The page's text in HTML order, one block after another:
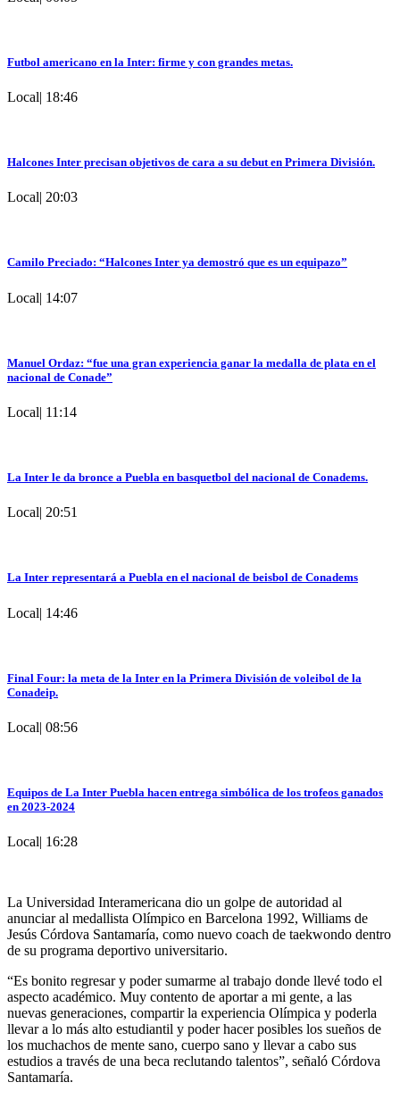
Futbol americano en la Inter: firme y con grandes metas.
Local| 18:46
Halcones Inter precisan objetivos de cara a su debut en Primera División.
Local| 20:03
Camilo Preciado: “Halcones Inter ya demostró que es un equipazo”
Local| 14:07
Manuel Ordaz: “fue una gran experiencia ganar la medalla de plata en el
nacional de Conade”
Local| 11:14
La Inter le da bronce a Puebla en basquetbol del nacional de Conadems.
Local| 20:51
La Inter representará a Puebla en el nacional de beisbol de Conadems
Local| 14:46
Final Four: la meta de la Inter en la Primera División de voleibol de la
Conadeip.
Local| 08:56
Equipos de La Inter Puebla hacen entrega simbólica de los trofeos ganados
en 2023-2024
Local| 16:28
La Universidad Interamericana dio un golpe de autoridad al
anunciar al medallista Olímpico en Barcelona 1992, Williams de
Jesús Córdova Santamaría, como nuevo coach de taekwondo dentro
de su programa deportivo universitario.
“Es bonito regresar y poder sumarme al trabajo donde llevé todo el
aspecto académico. Muy contento de aportar a mi gente, a las
nuevas generaciones, compartir la experiencia Olímpica y poderla
llevar a lo más alto estudiantil y poder hacer posibles los sueños de
los muchachos de mente sano, cuerpo sano y llevar a cabo sus
estudios a través de una beca reclutando talentos”, señaló Córdova
Santamaría.